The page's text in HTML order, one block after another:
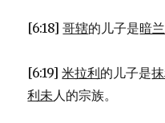
[6:18]哥辖的儿子是暗兰
[6:19]米拉利的儿子是
利未人的宗族。